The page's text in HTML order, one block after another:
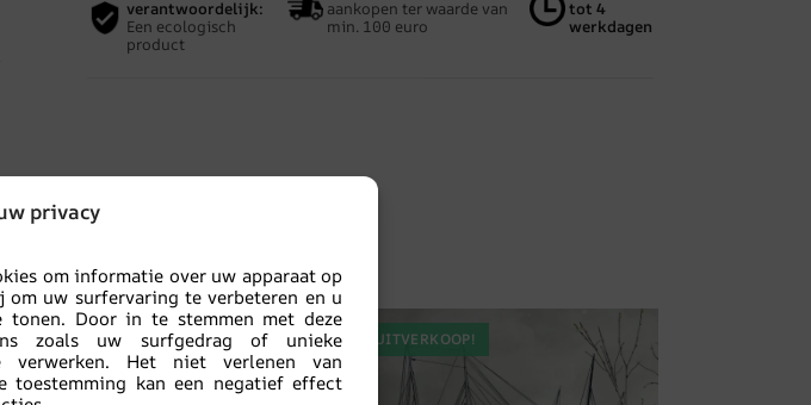
privacy
om informatie over uw apparaat op
uw surfervaring te verbeteren en u
tonen. Door in te stemmen met deze
zoals uw surfgedrag of unieke
verwerken. Het niet verlenen van
toestemming kan een negatief effect
verantwoordelijk:
Een ecologisch
product
aankopen ter waarde van
min. 100 euro
tot 4
werkdagen
UITVERKOOP! UITVERKOOP!